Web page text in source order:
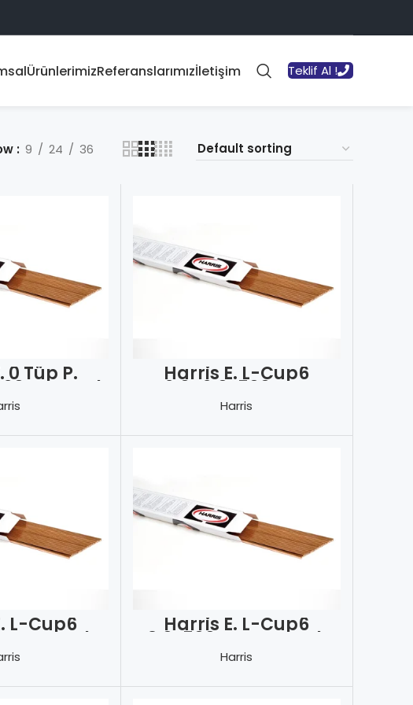
ÜrünlerimizReferanslarımızİletişim Teklif Al !
9 24 36
0 Tüp P.
Kaynak
Harris E. L-Cup6
2.0×2.0x500mm
Kaynak Teli
Harris
L-Cup6
Kaynak
Harris E. L-Cup6
3.0x500mm Kaynak
Teli
Harris